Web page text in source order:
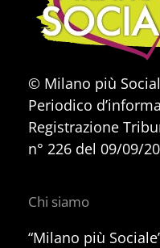
© Milano più
Periodico
Registrazione
n° 226 del 09/09/
Chi siamo
“Milano più